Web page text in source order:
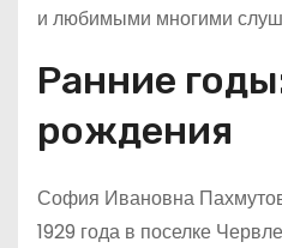
и любимыми многими
Ранние
рождения
София Ивановна
1929 года в поселке